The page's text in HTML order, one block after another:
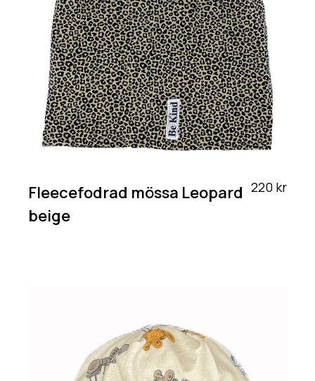
Fleecefodrad mössa Leopard
beige
220 kr